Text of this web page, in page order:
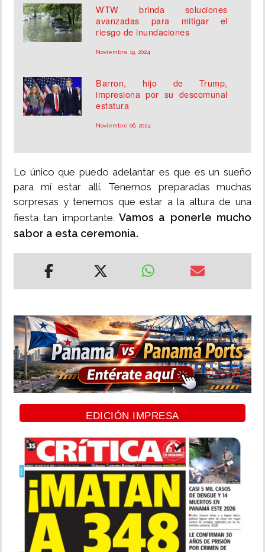
WTW brinda soluciones
avanzadas para mitigar el
riesgo de inundaciones
Noviembre 19, 2024
Barron, hijo de Trump,
impresiona por su descomunal
estatura
Noviembre 06, 2024
Lo único que puedo adelantar es que es un sueño
para mí estar allí. Tenemos preparadas muchas
sorpresas y tenemos que estar a la altura de una
fiesta tan importante. Vamos a ponerle mucho
sabor a esta ceremonia.
EDICIÓN IMPRESA